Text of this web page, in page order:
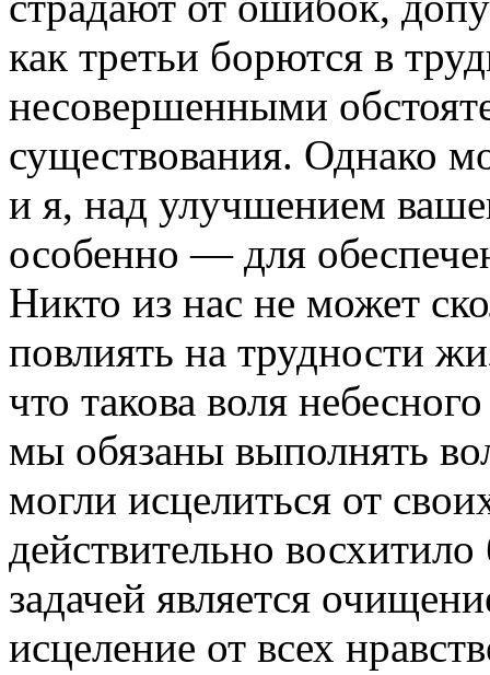
как третьи борются в
несовершенными
существования. Однако
и я, над улучшением
особенно — для
Никто из нас не может
повлиять на трудности
что такова воля
мы обязаны выполнять
могли исцелиться от
действительно
задачей является
исцеление от всех